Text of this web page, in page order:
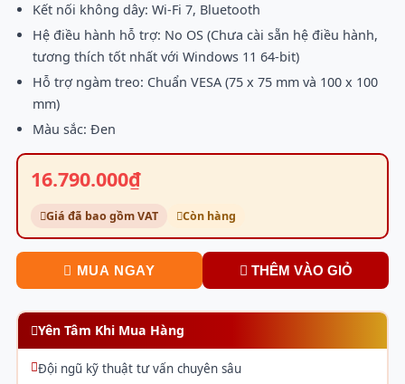
Kết nối không dây: Wi-Fi 7, Bluetooth
Hệ điều hành hỗ trợ: No OS (Chưa cài sẵn hệ điều hành,
tương thích tốt nhất với Windows 11 64-bit)
Hỗ trợ ngàm treo: Chuẩn VESA (75 x 75 mm và 100 x 100
mm)
Màu sắc: Đen
16.790.000₫
Giá đã bao gồm VAT Còn hàng
MUA NGAY THÊM VÀO GIỎ
Yên Tâm Khi Mua Hàng
Đội ngũ kỹ thuật tư vấn chuyên sâu